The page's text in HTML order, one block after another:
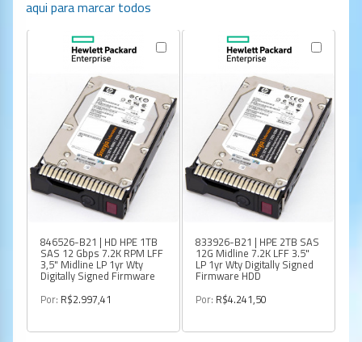
aqui para marcar todos
846526-B21 | HD HPE 1TB
SAS 12 Gbps 7.2K RPM LFF
3,5" Midline LP 1yr Wty
Digitally Signed Firmware
Por: R$2.997,41
833926-B21 | HPE 2TB SAS
12G Midline 7.2K LFF 3.5"
LP 1yr Wty Digitally Signed
Firmware HDD
Por: R$4.241,50